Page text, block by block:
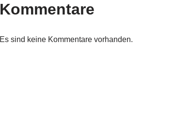
Kommentare
Es sind keine Kommentare vorhanden.